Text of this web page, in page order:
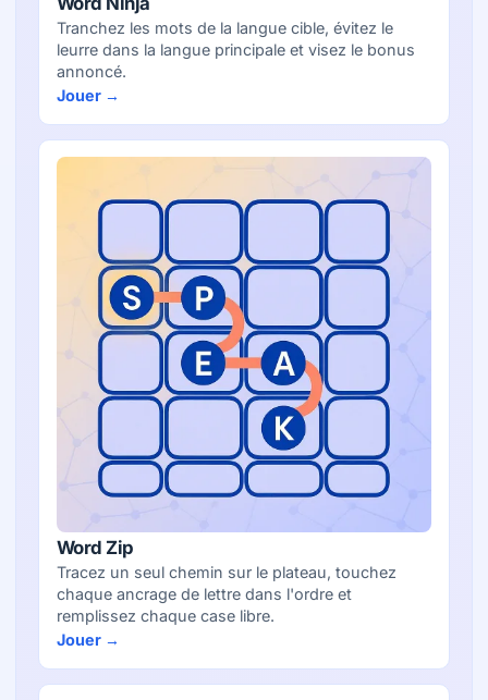
Tranchez les mots de la langue cible, évitez le
leurre dans la langue principale et visez le bonus
annoncé.
Jouer →
Word Zip
Tracez un seul chemin sur le plateau, touchez
chaque ancrage de lettre dans l'ordre et
remplissez chaque case libre.
Jouer →